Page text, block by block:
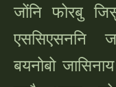
जोंनि फोरबु
एससिएसननि
बयनोबो